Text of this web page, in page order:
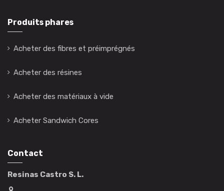
Produits phares
Acheter des fibres et préimprégnés
Acheter des résines
Acheter des matériaux à vide
Acheter Sandwich Cores
Contact
Resinas Castro S. L.